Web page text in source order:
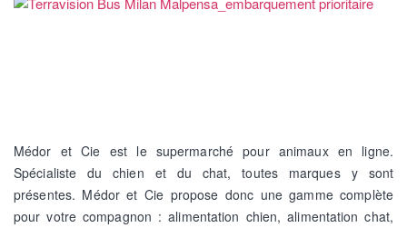
Médor et Cie est le supermarché pour animaux en ligne.
Spécialiste du chien et du chat, toutes marques y sont
présentes. Médor et Cie propose donc une gamme complète
pour votre compagnon : alimentation chien, alimentation chat,